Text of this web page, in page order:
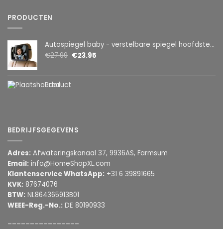
PRODUCTEN
Autospiegel baby - verstelbare spiegel hoofdsteun achterbank - veiligheidsspiegel - baby en kids - 19 x 30cm - 360 graden draaibaar - zwart
€27.99 €23.95
Product
BEDRIJFSGEGEVENS
Adres: Afwateringskanaal 37, 9936AS, Farmsum
Email: info@HomeShopXL.com
Klantenservice WhatsApp: +31 6 39891665
KVK: 87674076
BTW: NL864365913B01
WEEE-Reg.-No.: DE 80190933